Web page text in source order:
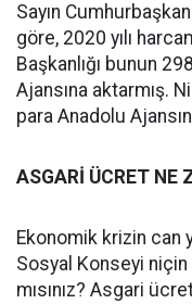
Sayın
göre, 2020 yılı
Başkanlığı bunun
Ajansına aktarmış.
para Anadolu
ASGARİ ÜCRET NE
Ekonomik krizin can
Sosyal Konseyi
mısınız? Asgari